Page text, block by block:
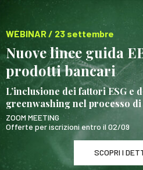
WEBINAR / 23 settembre
Nuove linee guida
prodotti bancari
L’inclusione dei fattori ESG e
greenwashing nel processo
ZOOM MEETING
Offerte per iscrizioni entro il 02/09
SCOPRI I